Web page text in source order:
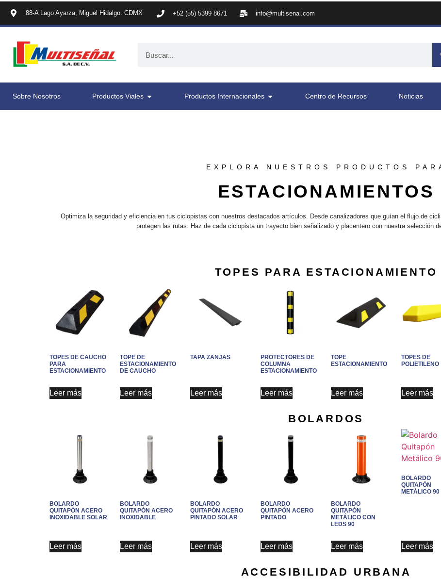
88-A Lago Ayarza, Miguel Hidalgo. CDMX +52 (55) 5399 8671 info@multisenal.com
Sobre Nosotros Productos Viales Productos Internacionales Centro de Recursos Noticias
EXPLORA NUESTROS PRODUCTOS
ESTACIONAMIENTOS
Optimiza la seguridad y eficiencia en tus ciclopistas con nuestros destacados artículos. Desde canalizadores que guían el flujo de
protegen las rutas. Haz de cada ciclopista un trayecto bien señalizado y placentero con nuestra selección
TOPES PARA ESTACIONAMIENTO
TOPES DE CAUCHO
PARA
ESTACIONAMIENTO
Leer más
TOPE DE
ESTACIONAMIENTO
DE CAUCHO
Leer más
TAPA ZANJAS
Leer más
PROTECTORES DE
COLUMNA
ESTACIONAMIENTO
Leer más
TOPE
ESTACIONAMIENTO
Leer más
TOPES DE
POLIETILENO
Leer más
BOLARDOS
BOLARDO
QUITAPÓN ACERO
INOXIDABLE SOLAR
Leer más
BOLARDO
QUITAPÓN ACERO
INOXIDABLE
Leer más
BOLARDO
QUITAPÓN ACERO
PINTADO SOLAR
Leer más
BOLARDO
QUITAPÓN ACERO
PINTADO
Leer más
BOLARDO
QUITAPÓN
METÁLICO CON
LEDS 90
Leer más
BOLARDO
QUITAPÓN
METÁLICO 90
Leer más
ACCESIBILIDAD URBANA